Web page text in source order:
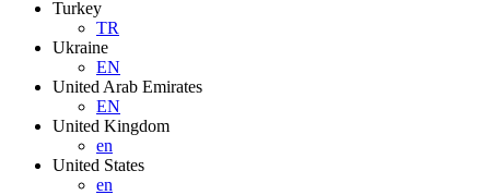
Turkey
TR
Ukraine
EN
United Arab Emirates
EN
United Kingdom
en
United States
en